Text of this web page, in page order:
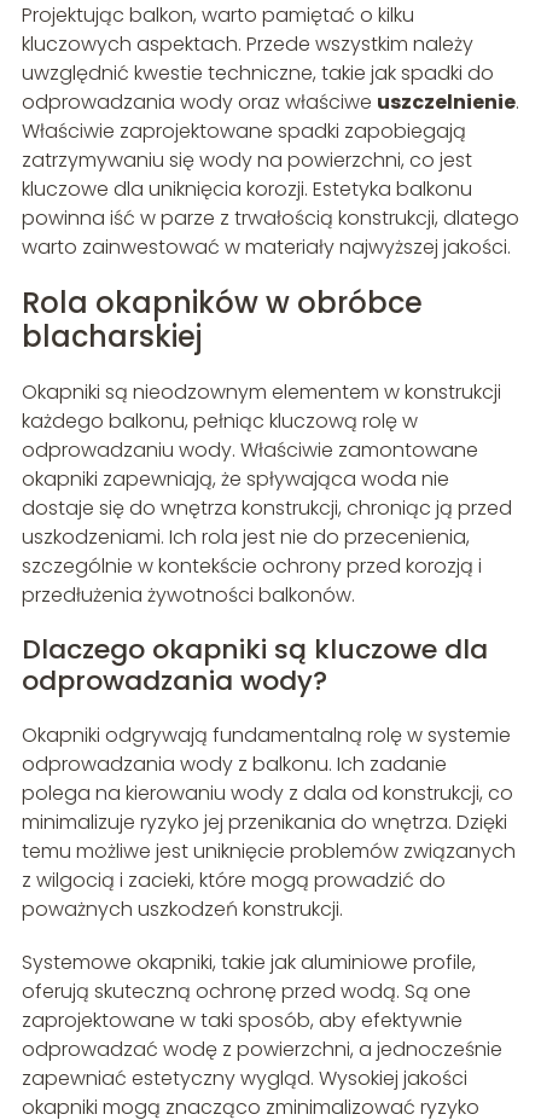
Projektując balkon, warto pamiętać o kilku
kluczowych aspektach. Przede wszystkim należy
uwzględnić kwestie techniczne, takie jak spadki do
odprowadzania wody oraz właściwe uszczelnienie.
Właściwie zaprojektowane spadki zapobiegają
zatrzymywaniu się wody na powierzchni, co jest
kluczowe dla uniknięcia korozji. Estetyka balkonu
powinna iść w parze z trwałością konstrukcji, dlatego
warto zainwestować w materiały najwyższej jakości.
Rola okapników w obróbce
blacharskiej
Okapniki są nieodzownym elementem w konstrukcji
każdego balkonu, pełniąc kluczową rolę w
odprowadzaniu wody. Właściwie zamontowane
okapniki zapewniają, że spływająca woda nie
dostaje się do wnętrza konstrukcji, chroniąc ją przed
uszkodzeniami. Ich rola jest nie do przecenienia,
szczególnie w kontekście ochrony przed korozją i
przedłużenia żywotności balkonów.
Dlaczego okapniki są kluczowe dla
odprowadzania wody?
Okapniki odgrywają fundamentalną rolę w systemie
odprowadzania wody z balkonu. Ich zadanie
polega na kierowaniu wody z dala od konstrukcji, co
minimalizuje ryzyko jej przenikania do wnętrza. Dzięki
temu możliwe jest uniknięcie problemów związanych
z wilgocią i zacieki, które mogą prowadzić do
poważnych uszkodzeń konstrukcji.
Systemowe okapniki, takie jak aluminiowe profile,
oferują skuteczną ochronę przed wodą. Są one
zaprojektowane w taki sposób, aby efektywnie
odprowadzać wodę z powierzchni, a jednocześnie
zapewniać estetyczny wygląd. Wysokiej jakości
okapniki mogą znacząco zminimalizować ryzyko